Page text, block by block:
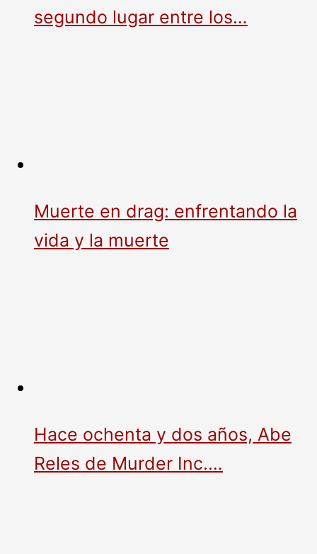
segundo lugar entre los…
Muerte en drag: enfrentando la
vida y la muerte
Hace ochenta y dos años, Abe
Reles de Murder Inc.…